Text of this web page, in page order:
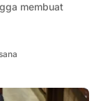
membuat